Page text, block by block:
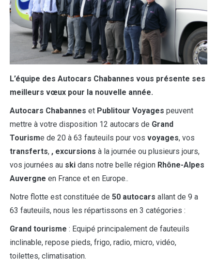
L’équipe des Autocars Chabannes vous présente ses
meilleurs vœux pour la nouvelle année.
Autocars Chabannes et Publitour Voyages peuvent
mettre à votre disposition 12 autocars de Grand
Tourisme de 20 à 63 fauteuils pour vos voyages, vos
transferts, , excursions à la journée ou plusieurs jours,
vos journées au ski dans notre belle région Rhône-Alpes
Auvergne en France et en Europe..
Notre flotte est constituée de 50 autocars allant de 9 a
63 fauteuils, nous les répartissons en 3 catégories :
Grand tourisme : Equipé principalement de fauteuils
inclinable, repose pieds, frigo, radio, micro, vidéo,
toilettes, climatisation.